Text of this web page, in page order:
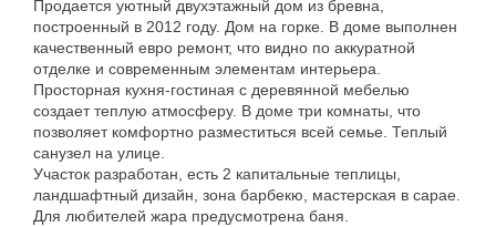
Продается уютный двухэтажный дом из бревна,
построенный в 2012 году. Дом на горке. В доме выполнен
качественный евро ремонт, что видно по аккуратной
отделке и современным элементам интерьера.
Просторная кухня-гостиная с деревянной мебелью
создает теплую атмосферу. В доме три комнаты, что
позволяет комфортно разместиться всей семье. Теплый
санузел на улице.
Участок разработан, есть 2 капитальные теплицы,
ландшафтный дизайн, зона барбекю, мастерская в сарае.
Для любителей жара предусмотрена баня.